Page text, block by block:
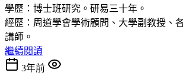
學歷：博士班研究。研易三十年。
經歷：周道學會學術顧問、大學副教授、
講師。
繼續閱讀
3年前